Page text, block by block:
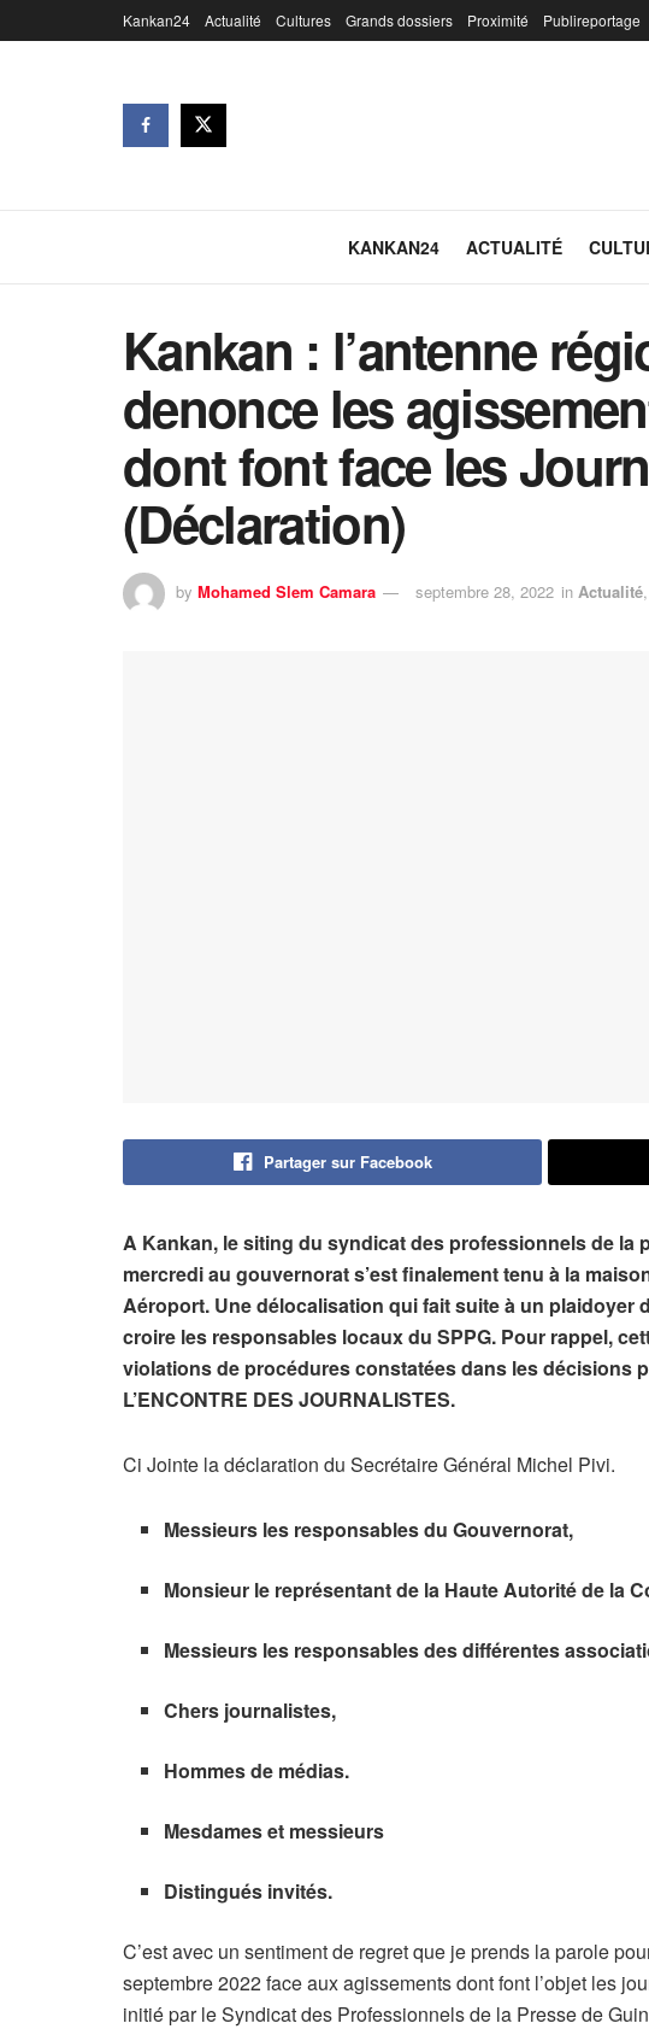
Kankan24 Actualité Cultures Grands dossiers Proximité Publireportage
KANKAN24 ACTUALITÉ
Kankan : l’antenne
denonce les
dont font face les
(Déclaration)
by Mohamed Slem Camara septembre 28, 2022 in Actualité,
Partager sur Facebook
A Kankan, le siting du syndicat des professionnels de la
mercredi au gouvernorat s’est finalement tenu à la
Aéroport. Une délocalisation qui fait suite à un plaidoyer
croire les responsables locaux du SPPG. Pour rappel,
violations de procédures constatées dans les décisions
L’ENCONTRE DES JOURNALISTES.
Ci Jointe la déclaration du Secrétaire Général Michel Pivi.
Messieurs les responsables du Gouvernorat,
Monsieur le représentant de la Haute Autorité de la
Messieurs les responsables des différentes
Chers journalistes,
Hommes de médias.
Mesdames et messieurs
Distingués invités.
C’est avec un sentiment de regret que je prends la parole
septembre 2022 face aux agissements dont font l’objet les
initié par le Syndicat des Professionnels de la Presse de